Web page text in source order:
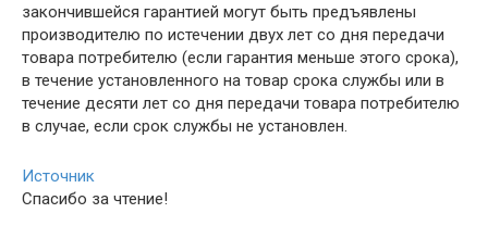
закончившейся гарантией могут быть предъявлены
производителю по истечении двух лет со дня передачи
товара потребителю (если гарантия меньше этого срока),
в течение установленного на товар срока службы или в
течение десяти лет со дня передачи товара потребителю
в случае, если срок службы не установлен.
Источник
Спасибо за чтение!